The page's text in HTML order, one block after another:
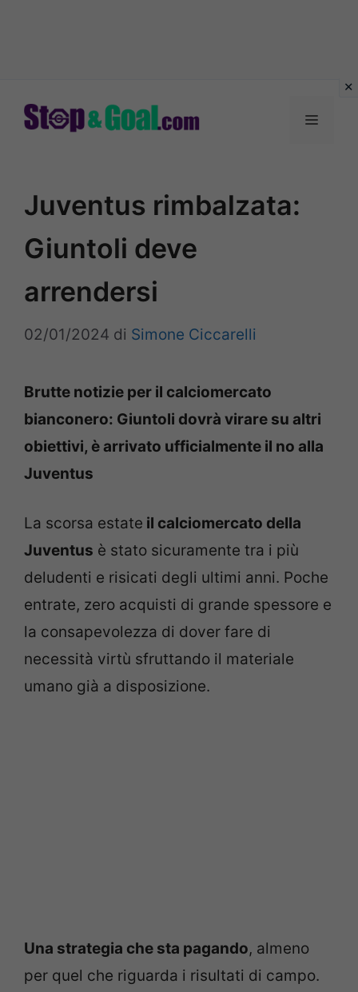
Menu
Juventus rimbalzata:
Giuntoli deve
arrendersi
02/01/2024 di Simone Ciccarelli
Brutte notizie per il calciomercato
bianconero: Giuntoli dovrà virare su altri
obiettivi, è arrivato ufficialmente il no alla
Juventus
La scorsa estate il calciomercato della
Juventus è stato sicuramente tra i più
deludenti e risicati degli ultimi anni. Poche
entrate, zero acquisti di grande spessore e
la consapevolezza di dover fare di
necessità virtù sfruttando il materiale
umano già a disposizione.
Una strategia che sta pagando, almeno
per quel che riguarda i risultati di campo.